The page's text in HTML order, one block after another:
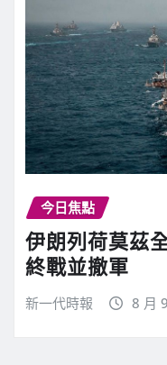
今日焦點
伊朗列荷莫茲
終戰並撤軍
新一代時報 8 月